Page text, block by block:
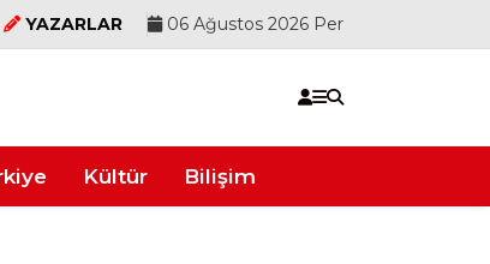
YAZARLAR 06 Ağustos 2026 Per
Kültür Bilişim